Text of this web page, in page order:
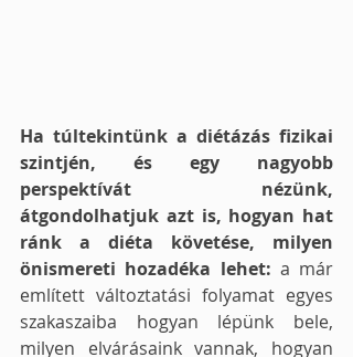
Ha túltekintünk a diétázás fizikai
szintjén, és egy nagyobb
perspektívát nézünk,
átgondolhatjuk azt is, hogyan hat
ránk a diéta követése, milyen
önismereti hozadéka lehet: a már
említett változtatási folyamat egyes
szakaszaiba hogyan lépünk bele,
milyen elvárásaink vannak, hogyan